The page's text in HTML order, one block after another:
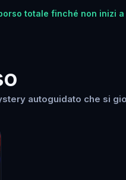
totale finché non inizi
autoguidato che si